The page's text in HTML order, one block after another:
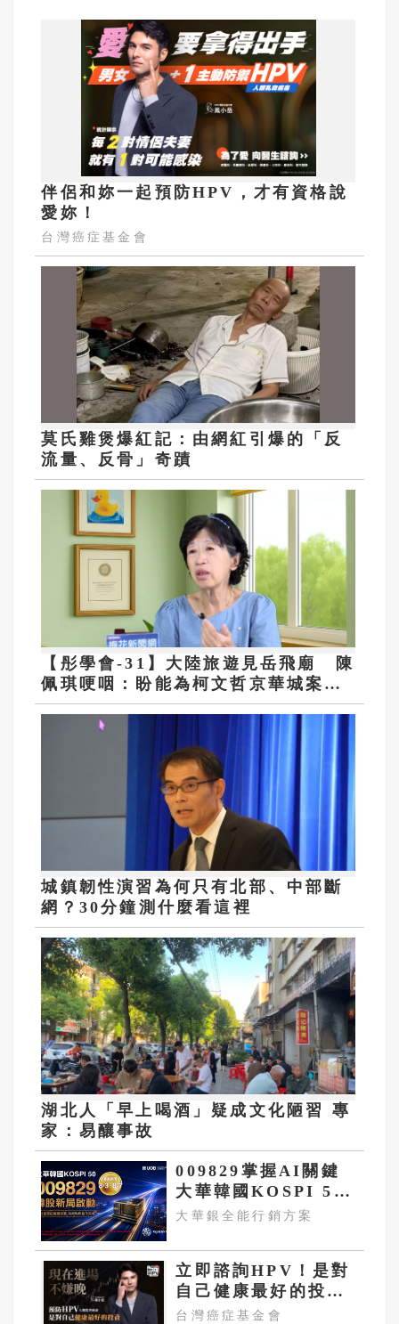
伴侶和妳一起預防HPV，才有資格說
愛妳！
台灣癌症基金會
莫氏雞煲爆紅記：由網紅引爆的「反
流量、反骨」奇蹟
【彤學會-31】大陸旅遊見岳飛廟 陳
佩琪哽咽：盼能為柯文哲京華城案平
反
城鎮韌性演習為何只有北部、中部斷
網？30分鐘測什麼看這裡
湖北人「早上喝酒」疑成文化陋習 專
家：易釀事故
009829掌握AI關鍵
大華韓國KOSPI 50
今強勢開募
大華銀全能行銷方案
立即諮詢HPV！是對
自己健康最好的投
資，把握現在不嫌
台灣癌症基金會